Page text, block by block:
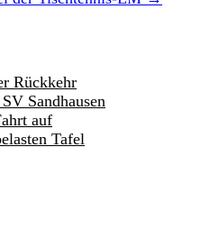
Rückkehr
Sandhausen
auf
Tafel